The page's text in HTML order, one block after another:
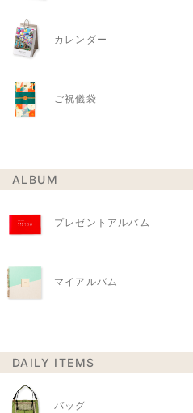
カレンダー
ご祝儀袋
ALBUM
プレゼントアルバム
マイアルバム
DAILY ITEMS
バッグ